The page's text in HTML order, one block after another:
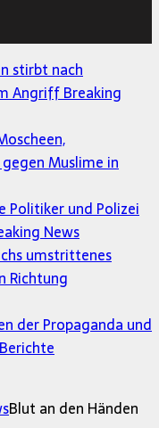
stirbt nach
AngriffBreaking
Muslime in
Politiker und Polizei
News
umstrittenes
Richtung
der Propaganda und
Berichte
Blut an den Händen